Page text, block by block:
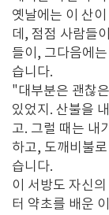
옛날에는 이 산
데, 점점 사람들
들이, 그다음에
습니다.
"대부분은 괜찮
있었지. 산불을
고. 그럴 때는 내
하고, 도깨비불
습니다.
이 서방도 자신
터 약초를 배운